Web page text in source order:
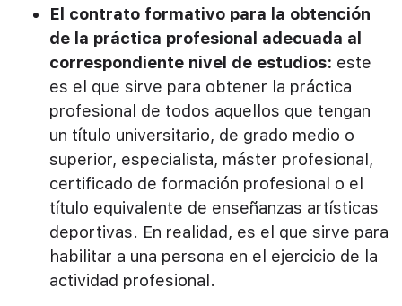
El contrato formativo para la obtención
de la práctica profesional adecuada al
correspondiente nivel de estudios: este
es el que sirve para obtener la práctica
profesional de todos aquellos que tengan
un título universitario, de grado medio o
superior, especialista, máster profesional,
certificado de formación profesional o el
título equivalente de enseñanzas artísticas
deportivas. En realidad, es el que sirve para
habilitar a una persona en el ejercicio de la
actividad profesional.